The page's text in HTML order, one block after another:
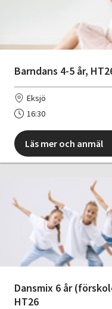
Barndans 4-5 år,
Eksjö
16:30
Läs mer och anmäl
Dansmix 6 år
HT26